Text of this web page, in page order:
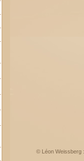
© Léon Weissberg